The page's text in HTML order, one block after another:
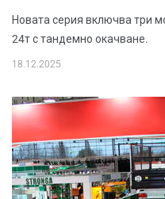
Новата серия включва три
24т с тандемно окачване.
18.12.2025